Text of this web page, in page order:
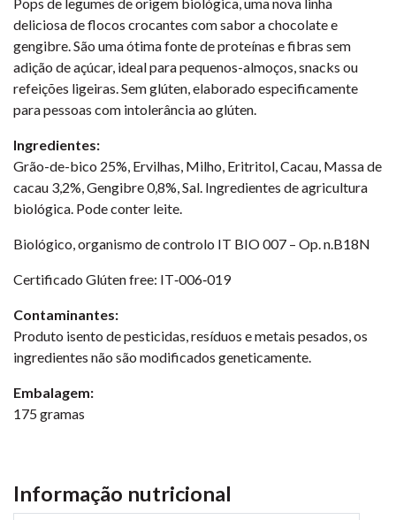
deliciosa de flocos crocantes com sabor a chocolate e
gengibre. São uma ótima fonte de proteínas e fibras sem
adição de açúcar, ideal para pequenos-almoços, snacks ou
refeições ligeiras. Sem glúten, elaborado especificamente
para pessoas com intolerância ao glúten.
Ingredientes:
Grão-de-bico 25%, Ervilhas, Milho, Eritritol, Cacau, Massa de
cacau 3,2%, Gengibre 0,8%, Sal. Ingredientes de agricultura
biológica. Pode conter leite.
Biológico, organismo de controlo IT BIO 007 – Op. n.B18N
Certificado Glúten free: IT‐006‐019
Contaminantes:
Produto isento de pesticidas, resíduos e metais pesados, os
ingredientes não são modificados geneticamente.
Embalagem:
175 gramas
Informação nutricional